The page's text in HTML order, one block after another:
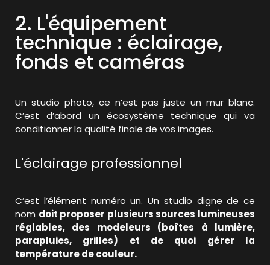
2. L'équipement
technique : éclairage,
fonds et caméras
Un studio photo, ce n’est pas juste un mur blanc.
C’est d’abord un écosystème technique qui va
conditionner la qualité finale de vos images.
L'éclairage professionnel
C’est l’élément numéro un. Un studio digne de ce
nom doit proposer plusieurs sources lumineuses
réglables, des modeleurs (boîtes à lumière,
parapluies, grilles) et de quoi gérer la
température de couleur.